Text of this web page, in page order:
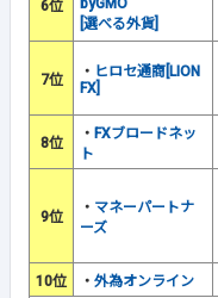
6位
byGMO
[選べる外貨]
7位 ・ ヒロセ通商[LION
FX]
8位
・ FXブロードネッ
ト
9位
・ マネーパートナ
ーズ
10位 ・ 外為オンライン